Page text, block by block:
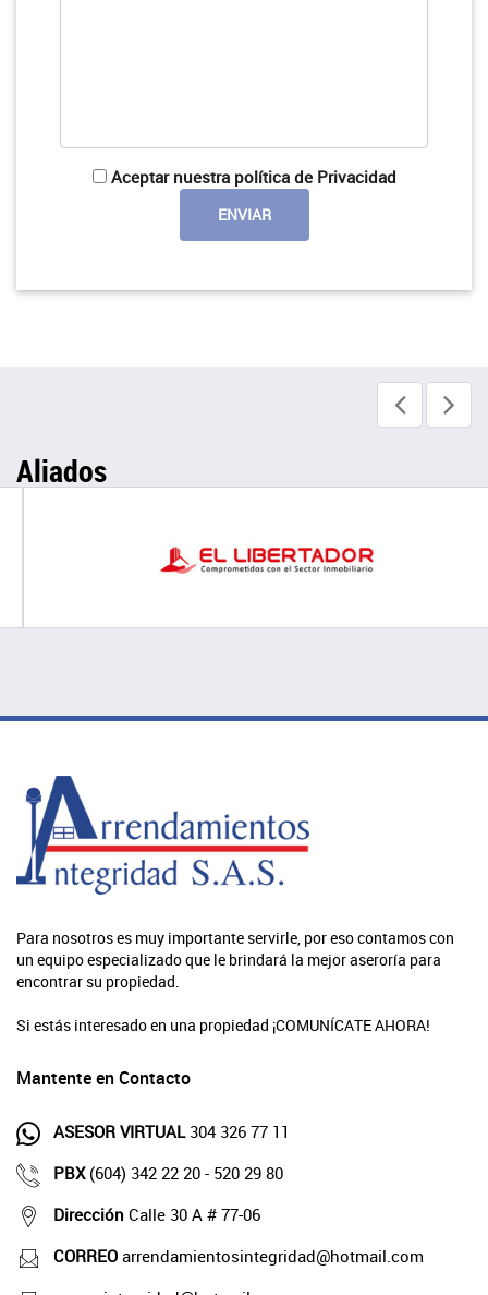
Aceptar nuestra política de Privacidad
Aliados
Para nosotros es muy importante servirle, por eso contamos con
un equipo especializado que le brindará la mejor aseroría para
encontrar su propiedad.
Si estás interesado en una propiedad ¡COMUNÍCATE AHORA!
Mantente en Contacto
ASESOR VIRTUAL304 326 77 11
PBX (604) 342 22 20 - 520 29 80
Dirección Calle 30 A # 77-06
CORREO arrendamientosintegridad@hotmail.com